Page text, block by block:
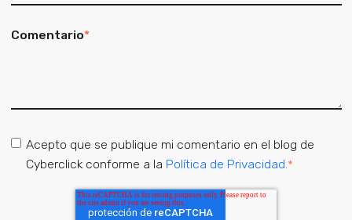
Comentario*
Acepto que se publique mi comentario en el blog de
Cyberclick conforme a la Política de Privacidad.*